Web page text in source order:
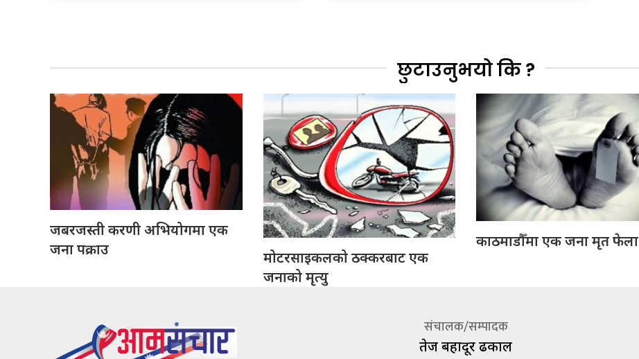
छुटाउनुभयो कि ?
जबरजस्ती करणी अभियोगमा एक
जना पक्राउ
मोटरसाइकलको ठक्करबाट एक
जनाको मृत्यु
काठमाडौँमा एक जना मृत फेला
संचालक/सम्पादक
तेज बहादूर ढकाल